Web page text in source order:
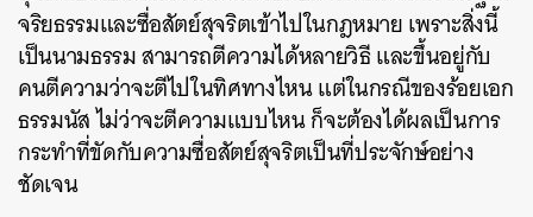
จริยธรรมและซื่อสัตย์สุจริตเข้าไปในกฎหมาย เพราะสิ่งนี้
เป็นนามธรรม สามารถตีความได้หลายวิธี และขึ้นอยู่กับ
คนตีความว่าจะตีไปในทิศทางไหน แต่ในกรณีของร้อยเอก
ธรรมนัส ไม่ว่าจะตีความแบบไหน ก็จะต้องได้ผลเป็นการ
กระทำที่ขัดกับความซื่อสัตย์สุจริตเป็นที่ประจักษ์อย่าง
ชัดเจน